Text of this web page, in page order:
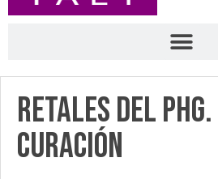
Retales del
curación